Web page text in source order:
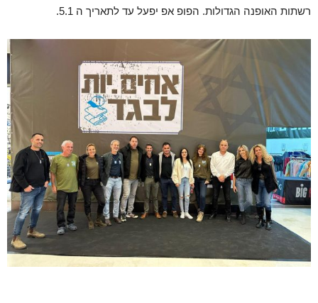
רשתות האופנה הגדולות. הפופ אפ יפעל עד לתאריך ה 5.1.